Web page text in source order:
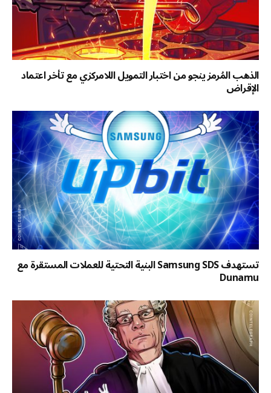
الذهب المُرمز ينجو من اختبار التمويل اللامركزي مع تأخر اعتماد
الإقراض
تستهدف Samsung SDS البنية التحتية للعملات المستقرة مع
Dunamu